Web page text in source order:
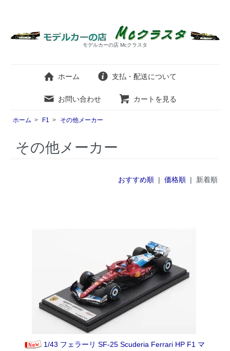
モデルカーの店 Mcクラスタ
ホーム 支払・配送について
お問い合わせ カートを見る
ホーム > F1 > その他メーカー
その他メーカー
おすすめ順| 価格順| 新着順
1/43 フェラーリ SF-25 Scuderia Ferrari HP F1 マ